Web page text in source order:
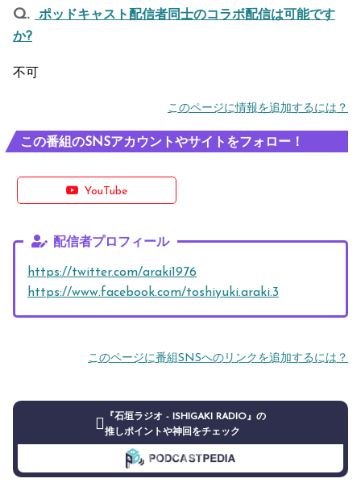
ポッドキャスト配信者同士のコラボ配信は可能です
か?
不可
このページに情報を追加するには？
この番組のSNSアカウントやサイトをフォロー！
YouTube
配信者プロフィール
https://twitter.com/araki1976
https://www.facebook.com/toshiyuki.araki.3
このページに番組SNSへのリンクを追加するには？
『石垣ラジオ - ISHIGAKI RADIO』の
推しポイントや神回をチェック